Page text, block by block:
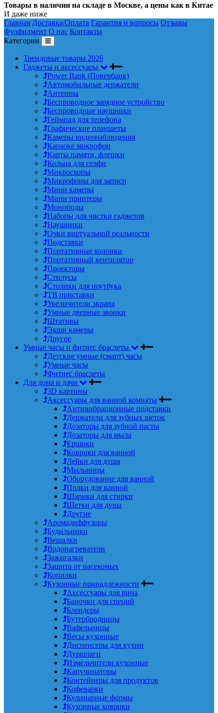
Товары в наличии на складе в Москве, а цены как в Китае
И даже ниже
Главная Доставка/Оплата Гарантия и вопросы Отзывы
Фулфилмент О нас Контакты
Категории
Трендовые товары 2026
Гаджеты и аксессуары
Power Bank (Повербанк)
Автомобильные держатели
Антенны
Беспроводное зарядное устройство
Беспроводные наушники
Геймпад для телефона
Графические планшеты
Камеры видеонаблюдения
Караоке микрофон
Карты памяти, флешки
Кольца для селфи
Микроскопы
Микрофоны для записи
Мини камеры
Мини принтеры
Моноподы
Наборы для чистки гаджетов
Наушники
Очки виртуальной реальности
Подставки
Портативные колонки
Портативный вентилятор
Проекторы
Стилусы
Столики для ноутбука
ТВ приставки
Увеличители экрана
Умные дверные звонки
Штативы
Экшн камеры
Другое
Умные часы и фитнес браслеты
Детские умные (смарт) часы
Умные часы
Фитнес браслеты
Для дома и дачи
3D картины
Аксессуары для ванной комнаты
Антивибрационные подставки
Держатели для зубных щеток
Дозаторы для зубной пасты
Дозаторы для мыла
Ершики
Коврики для ванной
Лейки для душа
Мыльницы
Оборудование для ванной
Полки для ванной
Шарики для стирки
Щетки для душа
Другие
Аромадиффузоры
Будильники
Вешалки
Водонагреватели
Зажигалки
Защита от насекомых
Копилки
Кухонные принадлежности
Аксессуары для вина
Баночки для специй
Блендеры
Бутербродницы
Вафельницы
Весы кухонные
Диспенсеры для кухни
Дуршлаги
Измельчители кухонные
Капучинаторы
Контейнеры для продуктов
Кофеварки
Кулинарные формы
Кухонные коврики